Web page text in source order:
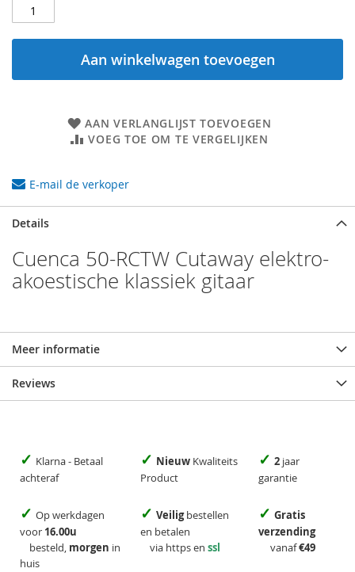
Aan winkelwagen toevoegen
AAN VERLANGLIJST TOEVOEGEN
VOEG TOE OM TE VERGELIJKEN
E-mail de verkoper
Details
Cuenca 50-RCTW Cutaway elektro-
akoestische klassiek gitaar
Meer informatie
Reviews
✓ Klarna - Betaal
achteraf
✓ Nieuw Kwaliteits
Product
✓ 2 jaar
garantie
✓ Op werkdagen
voor 16.00u
besteld, morgen in
huis
✓ Veiligbestellen
en betalen
via https en ssl
✓ Gratis
verzending
vanaf€49